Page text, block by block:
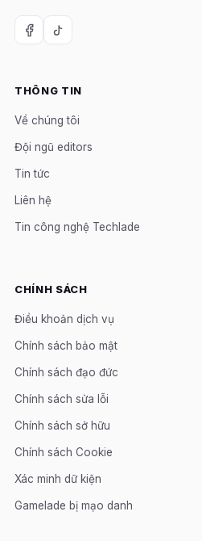
THÔNG TIN
Về chúng tôi
Đội ngũ editors
Tin tức
Liên hệ
Tin công nghệ Techlade
CHÍNH SÁCH
Điều khoản dịch vụ
Chính sách bảo mật
Chính sách đạo đức
Chính sách sửa lỗi
Chính sách sở hữu
Chính sách Cookie
Xác minh dữ kiện
Gamelade bị mạo danh